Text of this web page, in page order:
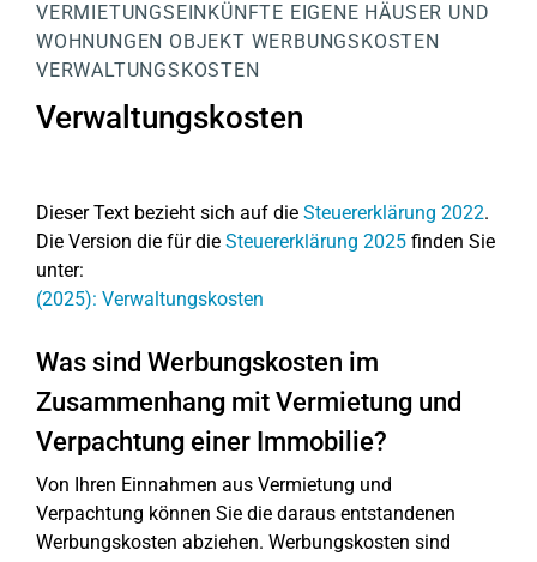
VERMIETUNGSEINKÜNFTE EIGENE HÄUSER UND
WOHNUNGEN OBJEKT WERBUNGSKOSTEN
VERWALTUNGSKOSTEN
Verwaltungskosten
Dieser Text bezieht sich auf die Steuererklärung 2022.
Die Version die für die Steuererklärung 2025 finden Sie
unter:
(2025): Verwaltungskosten
Was sind Werbungskosten im
Zusammenhang mit Vermietung und
Verpachtung einer Immobilie?
Von Ihren Einnahmen aus Vermietung und
Verpachtung können Sie die daraus entstandenen
Werbungskosten abziehen. Werbungskosten sind